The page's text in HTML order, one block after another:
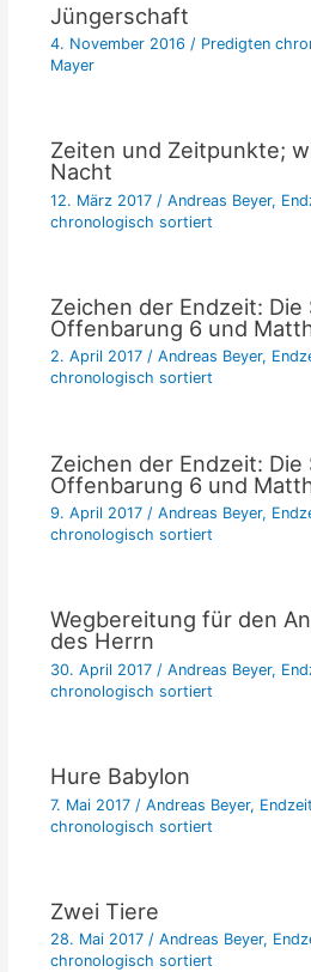
Jüngerschaft
4. November 2016 / Predigten
Mayer
Zeiten und Zeitpunkte;
Nacht
12. März 2017 / Andreas Beyer,
chronologisch sortiert
Zeichen der Endzeit: Die
Offenbarung 6 und
2. April 2017 / Andreas Beyer,
chronologisch sortiert
Zeichen der Endzeit: Die
Offenbarung 6 und
9. April 2017 / Andreas Beyer,
chronologisch sortiert
Wegbereitung für den
des Herrn
30. April 2017 / Andreas Beyer,
chronologisch sortiert
Hure Babylon
7. Mai 2017 / Andreas Beyer, Endzeit
chronologisch sortiert
Zwei Tiere
28. Mai 2017 / Andreas Beyer,
chronologisch sortiert